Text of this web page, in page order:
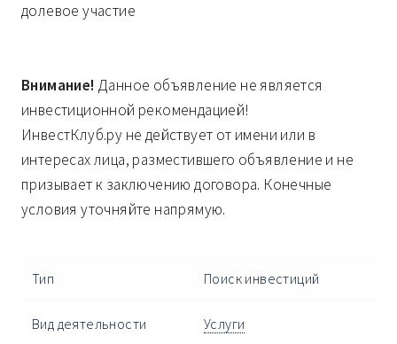
долевое участие
Внимание! Данное объявление не является
инвестиционной рекомендацией!
ИнвестКлуб.ру не действует от имени или в
интересах лица, разместившего объявление и не
призывает к заключению договора. Конечные
условия уточняйте напрямую.
Тип Поиск инвестиций
Вид деятельности Услуги